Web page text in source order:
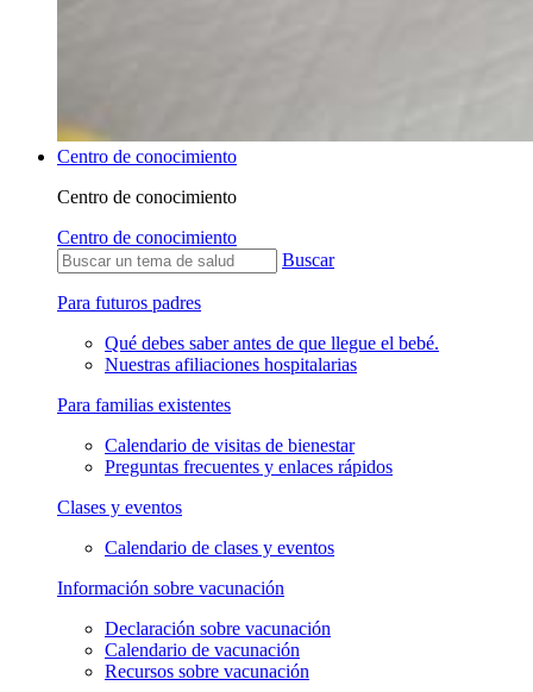
Centro de conocimiento
Centro de conocimiento
Centro de conocimiento
Buscar
Para futuros padres
Qué debes saber antes de que llegue el bebé.
Nuestras afiliaciones hospitalarias
Para familias existentes
Calendario de visitas de bienestar
Preguntas frecuentes y enlaces rápidos
Clases y eventos
Calendario de clases y eventos
Información sobre vacunación
Declaración sobre vacunación
Calendario de vacunación
Recursos sobre vacunación